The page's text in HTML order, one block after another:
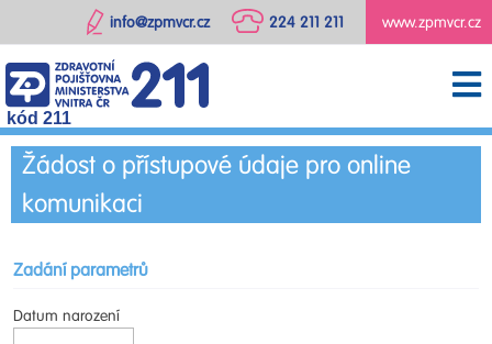
www.zpmvcr.cz
224 211 211
info@zpmvcr.cz
kód 211
Žádost o přístupové údaje pro online
komunikaci
Zadání parametrů
Datum narození